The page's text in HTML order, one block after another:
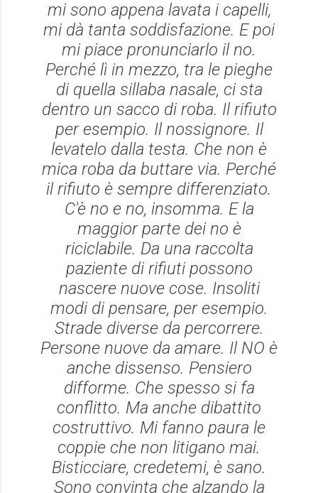
mi sono appena lavata i capelli,
mi dà tanta soddisfazione. E poi
mi piace pronunciarlo il no.
Perché lì in mezzo, tra le pieghe
di quella sillaba nasale, ci sta
dentro un sacco di roba. Il rifiuto
per esempio. Il nossignore. Il
levatelo dalla testa. Che non è
mica roba da buttare via. Perché
il rifiuto è sempre differenziato.
C'è no e no, insomma. E la
maggior parte dei no è
riciclabile. Da una raccolta
paziente di rifiuti possono
nascere nuove cose. Insoliti
modi di pensare, per esempio.
Strade diverse da percorrere.
Persone nuove da amare. Il NO è
anche dissenso. Pensiero
difforme. Che spesso si fa
conflitto. Ma anche dibattito
costruttivo. Mi fanno paura le
coppie che non litigano mai.
Bisticciare, credetemi, è sano.
Sono convinta che alzando la